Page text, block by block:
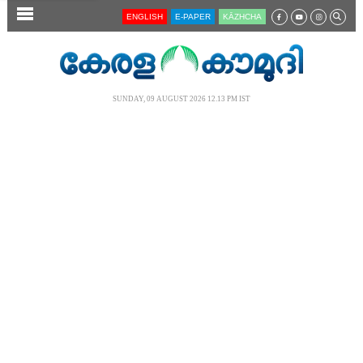
SECTIONS ENGLISH E-PAPER KĀZHCHA
SUNDAY, 09 AUGUST 2026 12.13 PM IST